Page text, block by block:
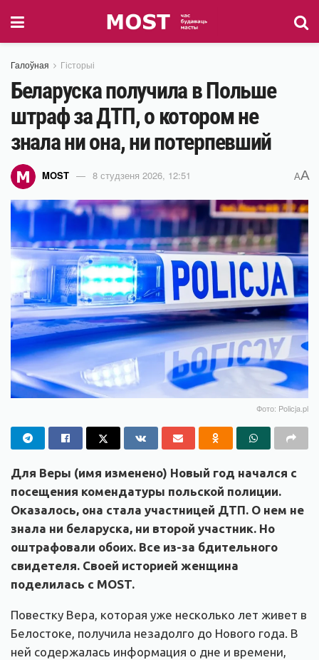
Галоўная Гісторыі
Беларуска получила в Польше
штраф за ДТП, о котором не
знала ни она, ни потерпевший
MOST 8 студзеня 2026, 12:51 AA
Фото: Policja.pl
Для Веры (имя изменено) Новый год начался с
посещения комендатуры польской полиции.
Оказалось, она стала участницей ДТП. О нем не
знала ни беларуска, ни второй участник. Но
оштрафовали обоих. Все из-за бдительного
свидетеля. Своей историей женщина
поделилась c MOST.
Повестку Вера, которая уже несколько лет живет в
Белостоке, получила незадолго до Нового года. В
ней содержалась информация о дне и времени,